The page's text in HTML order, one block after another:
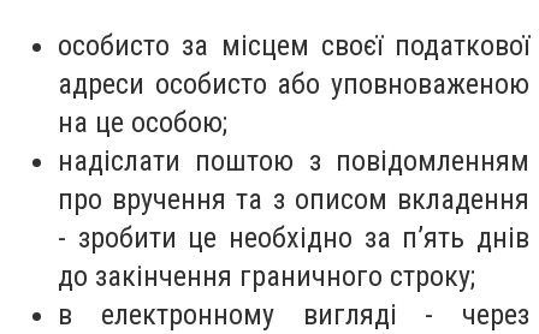
особисто за місцем своєї податкової
адреси особисто або уповноваженою
на це особою;
надіслати поштою з повідомленням
про вручення та з описом вкладення
- зробити це необхідно за п’ять днів
до закінчення граничного строку;
в електронному вигляді - через